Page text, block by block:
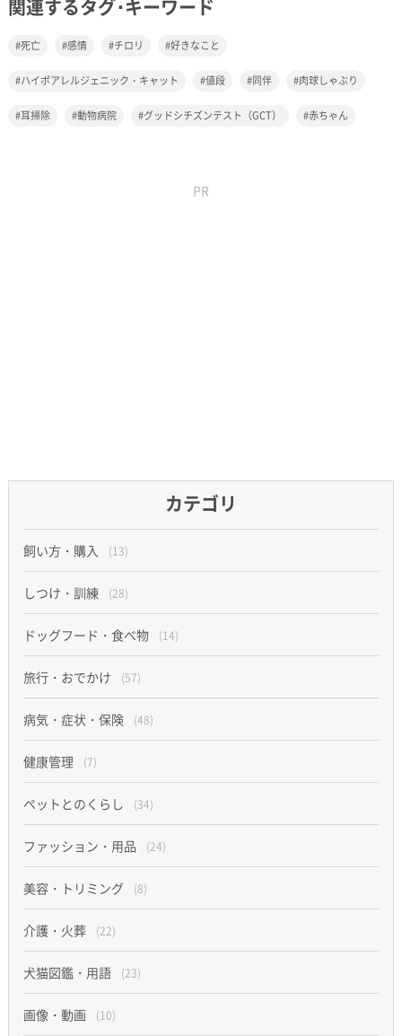
関連するタグ･キーワード
死亡 感情 チロリ 好きなこと
ハイポアレルジェニック・キャット 値段 同伴 肉球しゃぶり
耳掃除 動物病院 グッドシチズンテスト（GCT） 赤ちゃん
PR
カテゴリ
飼い方・購入 (13)
しつけ・訓練 (28)
ドッグフード・食べ物 (14)
旅行・おでかけ (57)
病気・症状・保険 (48)
健康管理 (7)
ペットとのくらし (34)
ファッション・用品 (24)
美容・トリミング (8)
介護・火葬 (22)
犬猫図鑑・用語 (23)
画像・動画 (10)